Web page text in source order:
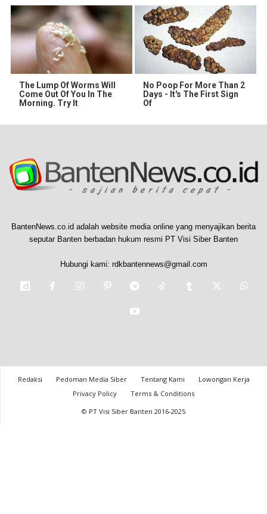
The Lump Of Worms Will
Come Out Of You In The
Morning. Try It
No Poop For More Than 2
Days - It's The First Sign
Of
BantenNews.co.id adalah website media online yang menyajikan berita
seputar Banten berbadan hukum resmi PT Visi Siber Banten
Hubungi kami: rdkbantennews@gmail.com
Redaksi Pedoman Media Siber Tentang Kami
Lowongan Kerja
Privacy Policy
Terms & Conditions
© PT Visi Siber Banten 2016-2025